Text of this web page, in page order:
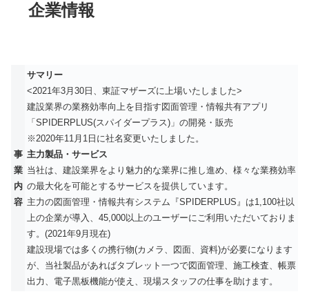
企業情報
事
業
内
容
サマリー
<2021年3月30日、東証マザーズに上場いたしました>
建設業界の業務効率向上を目指す図面管理・情報共有アプリ
「SPIDERPLUS(スパイダープラス)」の開発・販売
※2020年11月1日に社名変更いたしました。
主力製品・サービス
当社は、建設業界をより魅力的な業界に推し進め、様々な業務効率
の最大化を可能とするサービスを提供しています。
主力の図面管理・情報共有システム『SPIDERPLUS』は1,100社以
上の企業が導入、45,000以上のユーザーにご利用いただいておりま
す。(2021年9月現在)
建設現場では多くの携行物(カメラ、図面、資料)が必要になります
が、当社製品があればタブレット一つで図面管理、施工検査、帳票
出力、電子黒板機能が使え、現場スタッフの仕事を助けます。